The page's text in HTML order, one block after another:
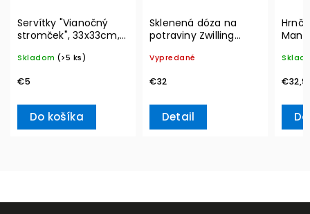
Servítky "Vianočný
stromček", 33x33cm,
L– Villeroy & Boch
Skladom (>5 ks)
€5
Do košíka
Sklenená dóza na
potraviny Zwilling
Vypredané
€32
Detail
Boch